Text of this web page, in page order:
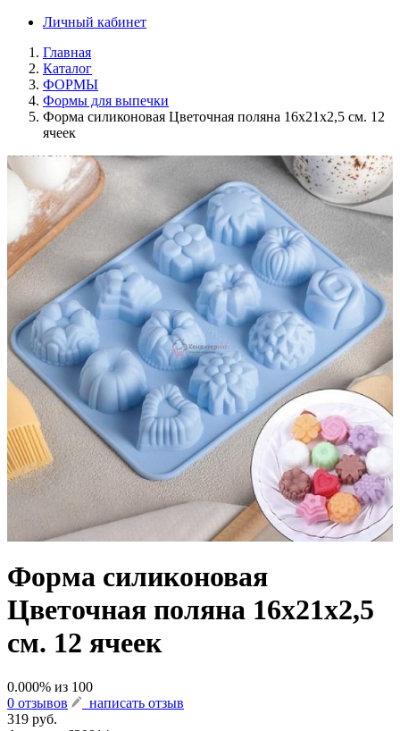
Личный кабинет
Главная
Каталог
ФОРМЫ
Формы для выпечки
Форма силиконовая Цветочная поляна 16х21х2,5 см. 12
ячеек
Форма силиконовая
Цветочная поляна 16х21х2,5
см. 12 ячеек
0.000% из 100
0 отзывов
написать отзыв
319 руб.